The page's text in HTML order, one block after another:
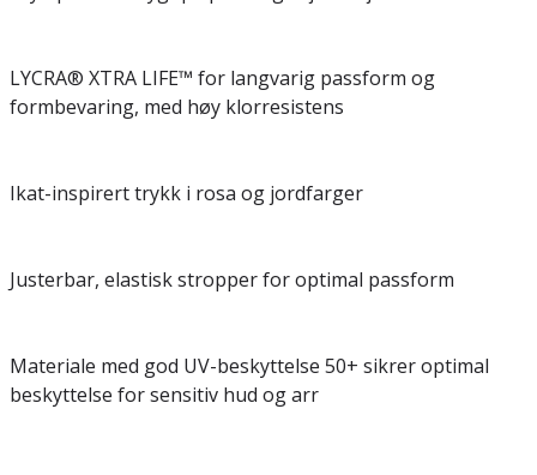
LYCRA® XTRA LIFE™ for langvarig passform og
formbevaring, med høy klorresistens
Ikat-inspirert trykk i rosa og jordfarger
Justerbar, elastisk stropper for optimal passform
Materiale med god UV-beskyttelse 50+ sikrer optimal
beskyttelse for sensitiv hud og arr